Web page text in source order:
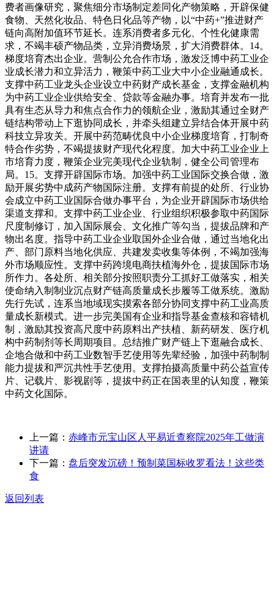
费者画像研究，聚焦细分市场制定差同化产物策略，开辟保健
食物、天然化妆品、特色日化品等产物，以“中药+”推进财产
链向高附加值环节延长。连系消费者多元化、个性化健康需
求，不竭丰硕产物品类，立异消费场景，扩大消费群体。14。
梯度培育杰出企业。营制公允合作市场，激发泛博中药工业企
业成长潜力和立异活力，鞭策中药工业大中小企业融通成长。
支撑中药工业龙头企业设立中药财产成长基金，支撑金融机构
为中药工业企业供给安全、贷款等金融办事。培育并发布一批
具有生态从导力和焦点合作力的领航企业，激励其通过全财产
链结构带动上下逛协同成长，并牵头组建立异结合体开展中药
科技立异攻关。开展中药范畴优良中小企业梯度培育，打制奇
特合作劣势，不竭提拔财产现代化程度。加大中药工业企业上
市培育力度，鞭策企业完美现代企业轨制，健全公司管理布
局。15。支撑开辟国际市场。加强中药工业国际交换合做，激
励开展劣势中成药产物国际注册。支撑有前提的处所、行业协
会成立中药工业国际合做办事平台，为企业开辟国际市场供给
渠道支撑和。支撑中药工业企业、行业组织积极参取中药国际
尺度制修订，加入国际展会、文化推广等勾当，提拔品牌和产
物出名度。指导中药工业企业取国外企业合做，通过当地化出
产、部门原料当地化供应、共建发卖收集等体例，不竭加强海
外市场顺应性。支撑中药跨境电商扶植海外仓，提拔国际市场
所作力。各处所、相关部分按照职责分工抓好工做落实，相关
使命纳入制制业沉点财产链高质量成长步履等工做系统。激励
先行先试，连系当地域现实摸索各部分协同支撑中药工业高质
量成长新模式。进一步完美国有企业和指导基金查核和容错机
制，激励其投资高尺度中药原料出产扶植、新药研发、医疗机
构中药制剂等长周期项目。总结推广财产链上下逛融合成长、
企地合做和中药工业数智手艺使用等先辈经验，加强中药制制
能力提拔和严沉共性手艺使用。支撑拍摄高质量中药公益宣传
片、记载片、影视剧等，提拔中药正在国表里的认知度，鞭策
中药文化国际。
上一篇： 赤峰市元宝山区人平易近查察院2025年工做演
讲请
下一篇： 盘后突发沉磅！预制菜国标收罗看法！这些类
食
返回列表